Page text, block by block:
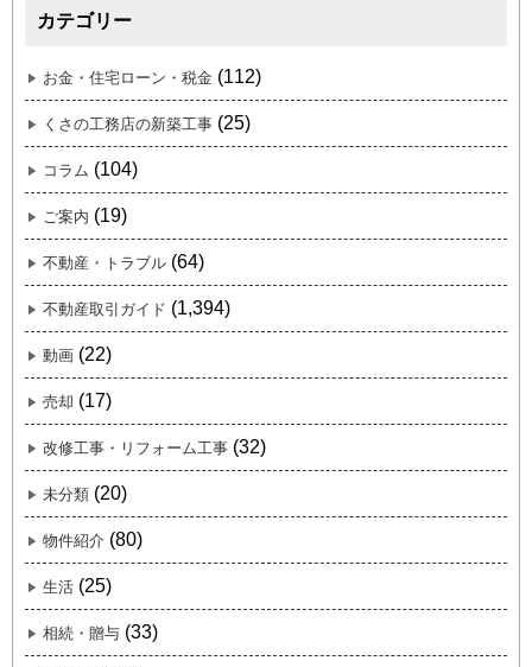
カテゴリー
お金・住宅ローン・税金 (112)
くさの工務店の新築工事 (25)
コラム (104)
ご案内 (19)
不動産・トラブル (64)
不動産取引ガイド (1,394)
動画 (22)
売却 (17)
改修工事・リフォーム工事 (32)
未分類 (20)
物件紹介 (80)
生活 (25)
相続・贈与 (33)